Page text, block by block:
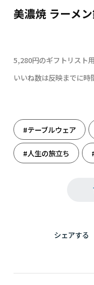
美濃焼 ラーメ
5,280円のギフトリスト
いいね数は反映までに時
#テーブルウェア
#人生の旅立ち
シェアする